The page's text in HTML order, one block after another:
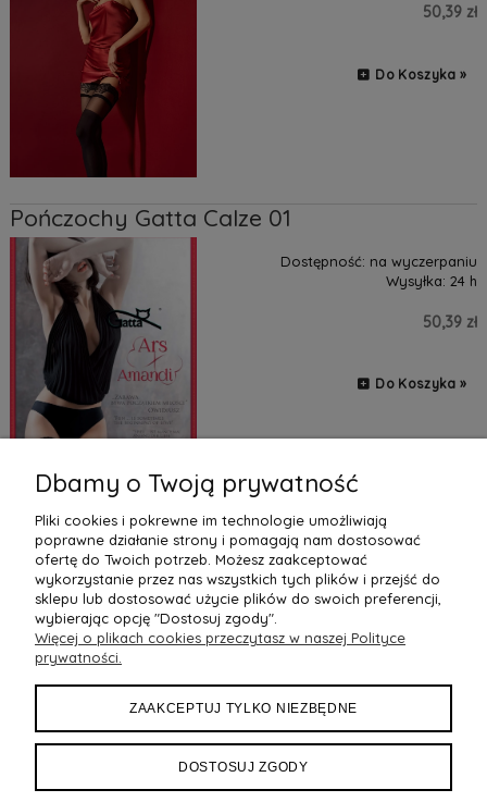
50,39 zł
Do Koszyka »
Pończochy Gatta Calze 01
Dostępność: na wyczerpaniu
Wysyłka: 24 h
50,39 zł
Do Koszyka »
« 1 2 3 4 5 »
POMOC
MOJE KONTO
PŁATNOŚCI I DOSTAWA
Dbamy o Twoją prywatność
Pliki cookies i pokrewne im technologie umożliwiają
poprawne działanie strony i pomagają nam dostosować
ofertę do Twoich potrzeb. Możesz zaakceptować
wykorzystanie przez nas wszystkich tych plików i przejść do
sklepu lub dostosować użycie plików do swoich preferencji,
wybierając opcję "Dostosuj zgody".
Więcej o plikach cookies przeczytasz w naszej Polityce
prywatności.
ZAAKCEPTUJ TYLKO NIEZBĘDNE
DOSTOSUJ ZGODY